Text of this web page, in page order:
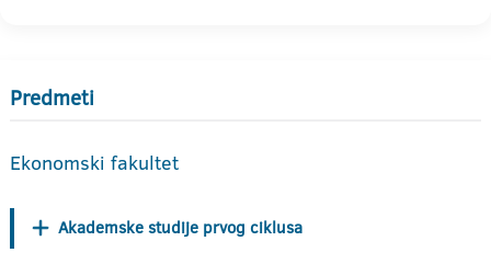
Predmeti
Ekonomski fakultet
Akademske studije prvog ciklusa